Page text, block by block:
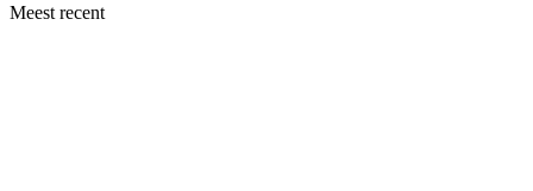
Meest recent